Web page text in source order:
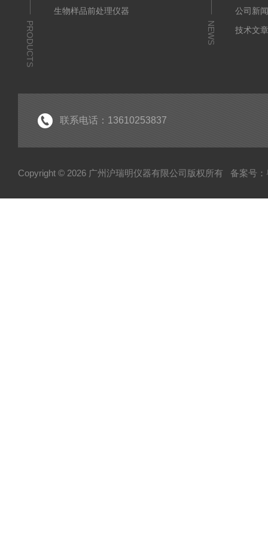
PRODUCTS
生物样品前处理仪器
NEWS
公司新
技术文
联系电话：13610253837
Copyright © 2026 广州沪瑞明仪器有限公司版权所有 备案号